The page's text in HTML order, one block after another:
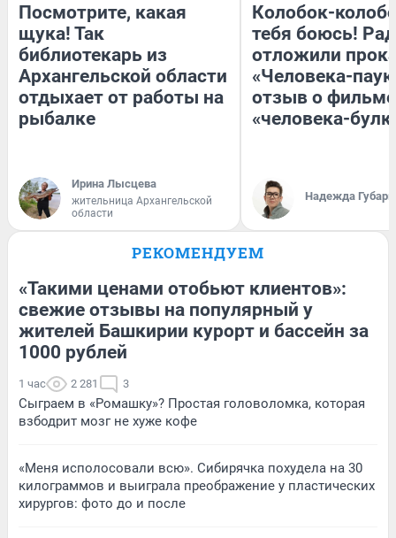
Посмотрите, какая
щука! Так
библиотекарь из
Архангельской области
отдыхает от работы на
рыбалке
Ирина Лысцева
жительница Архангельской
области
Колобок-
тебя боюсь!
отложили
«Человека-
отзыв о
«человека-
Надежда Губарь
РЕКОМЕНДУЕМ
«Такими ценами отобьют клиентов»:
свежие отзывы на популярный у
жителей Башкирии курорт и бассейн за
1000 рублей
1 час 2 281 3
Сыграем в «Ромашку»? Простая головоломка, которая
взбодрит мозг не хуже кофе
«Меня исполосовали всю». Сибирячка похудела на 30
килограммов и выиграла преображение у пластических
хирургов: фото до и после